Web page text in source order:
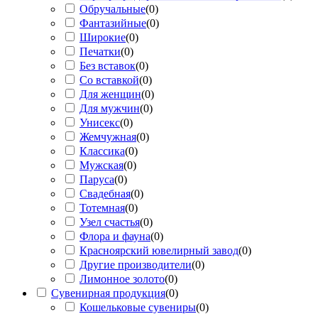
Обручальные(0)
Фантазийные(0)
Широкие(0)
Печатки(0)
Без вставок(0)
Со вставкой(0)
Для женщин(0)
Для мужчин(0)
Унисекс(0)
Жемчужная(0)
Классика(0)
Мужская(0)
Паруса(0)
Свадебная(0)
Тотемная(0)
Узел счастья(0)
Флора и фауна(0)
Красноярский ювелирный завод(0)
Другие производители(0)
Лимонное золото(0)
Сувенирная продукция(0)
Кошельковые сувениры(0)